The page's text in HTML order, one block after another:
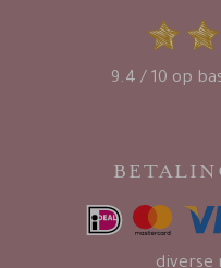
9.4 / 10 op
diverse